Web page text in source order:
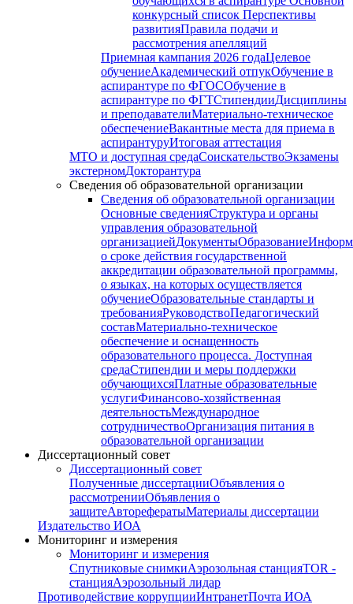
конкурсный список Перспективы
развитияПравила подачи и
рассмотрения апелляций
Приемная кампания 2026 годаЦелевое
обучениеАкадемический отпукОбучение в
аспирантуре по ФГОСОбучение в
аспирантуре по ФГТСтипендииДисциплины
и преподавателиМатериально-техническое
обеспечениеВакантные места для приема в
аспирантуруИтоговая аттестация
МТО и доступная средаСоискательствоЭкзамены
экстерномДокторантура
Сведения об образовательной организации
Сведения об образовательной организации
Основные сведенияСтруктура и органы
управления образовательной
организациейДокументыОбразование
о сроке действия государственной
аккредитации образовательной программы,
о языках, на которых осуществляется
обучениеОбразовательные стандарты и
требованияРуководствоПедагогический
составМатериально-техническое
обеспечение и оснащенность
образовательного процесса. Доступная
средаСтипендии и меры поддержки
обучающихсяПлатные образовательные
услугиФинансово-хозяйственная
деятельностьМеждународное
сотрудничествоОрганизация питания в
образовательной организации
Диссертационный совет
Диссертационный совет
Полученные диссертацииОбъявления о
рассмотренииОбъявления о
защитеАвторефератыМатериалы диссертации
Издательство ИОА
Мониторинг и измерения
Мониторинг и измерения
Спутниковые снимкиАэрозольная станцияTOR -
станцияАэрозольный лидар
Противодействие коррупцииИнтранетПочта ИОА